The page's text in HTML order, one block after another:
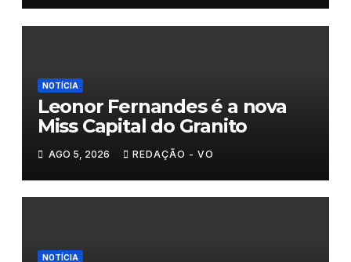
NOTÍCIA
Leonor Fernandes é a nova
Miss Capital do Granito
AGO 5, 2026 REDAÇÃO - VO
NOTÍCIA